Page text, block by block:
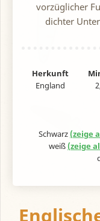
vorzüglicher
dichter
Herkunft
England
Schwarz (zeige
weiß (zeige